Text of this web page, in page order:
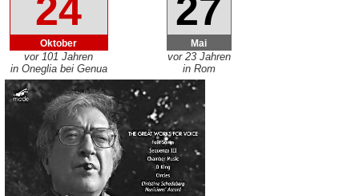
24
Oktober
vor 101 Jahren
in Oneglia bei Genua
27
Mai
vor 23 Jahren
in Rom